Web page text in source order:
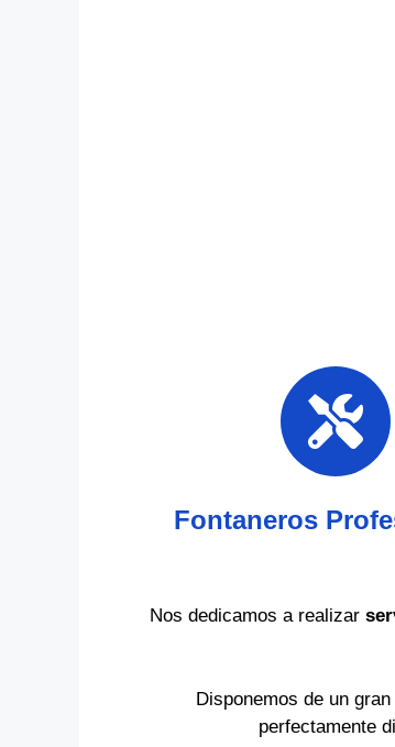
Fontaneros
Nos dedicamos a realizar
Disponemos de un
perfectamente